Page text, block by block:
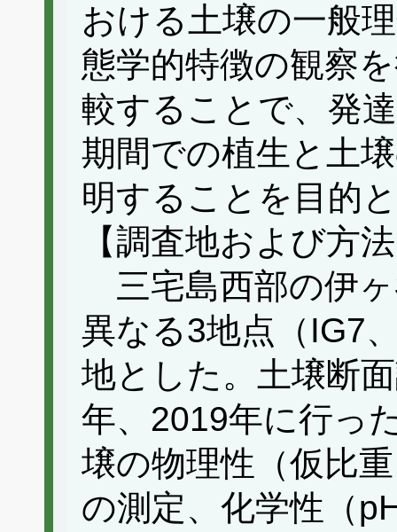
おける土壌の一般
態学的特徴の観察
較することで、発
期間での植生と土
明することを目的
【調査地および方
三宅島西部の伊
異なる3地点（IG7
地とした。土壌断
年、2019年に行っ
壌の物理性（仮比
の測定、化学性（